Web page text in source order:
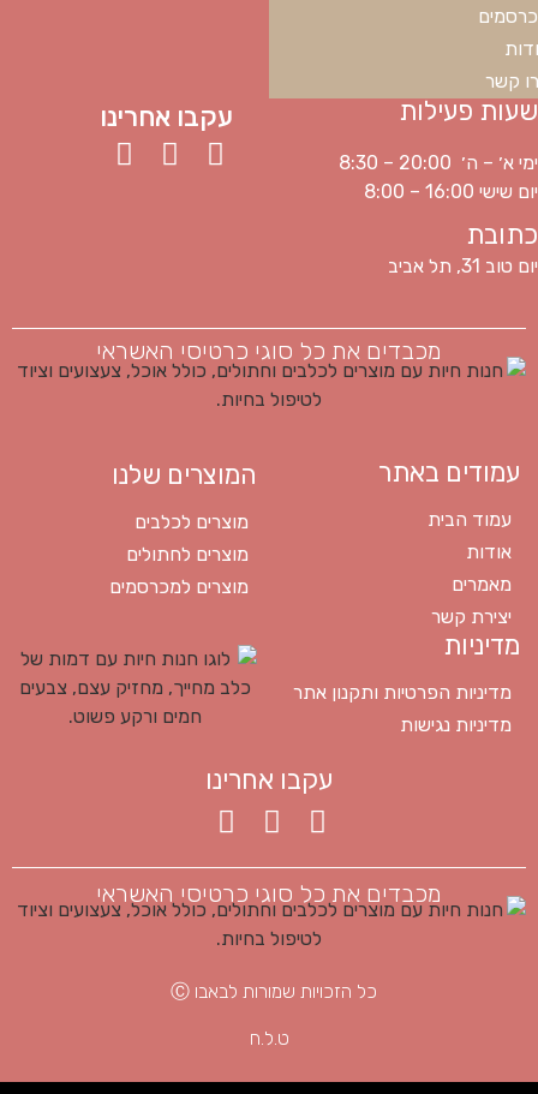
קשר
שעות פעילות
ימי א׳ – ה׳ 20:00 – 8:30
יום שישי 16:00 – 8:00
כתובת
יום טוב 31, תל אביב
עקבו אחרינו
מכבדים את כל סוגי כרטיסי האשראי
עמודים באתר
עמוד הבית
אודות
מאמרים
יצירת קשר
המוצרים שלנו
מוצרים לכלבים
מוצרים לחתולים
מוצרים למכרסמים
מדיניות
מדיניות הפרטיות ותקנון אתר
מדיניות נגישות
עקבו אחרינו
מכבדים את כל סוגי כרטיסי האשראי
כל הזכויות שמורות לבאבו Ⓒ
ט.ל.ח